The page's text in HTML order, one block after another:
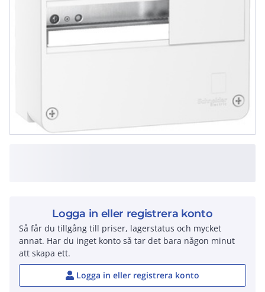
Logga in eller registrera konto
Så får du tillgång till priser, lagerstatus och mycket
annat. Har du inget konto så tar det bara någon minut
att skapa ett.
Logga in eller registrera konto